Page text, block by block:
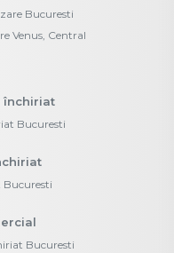
Bucuresti
Venus, Central
închiriat
Bucuresti
Bucuresti
Bucuresti